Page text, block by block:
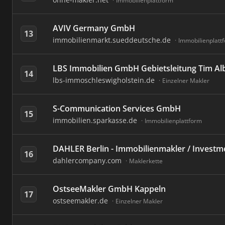
13 AVIV Germany GmbH
immobilienmarkt.sueddeutsche.de
14 LBS Immobilien GmbH Gebietsleitung Tim
lbs-immoschleswigholstein.de Einzelner Makler
15 S-Communication Services GmbH
immobilien.sparkasse.de Immobilienplattform
16 DAHLER Berlin - Immobilienmakler /
dahlercompany.com Maklerkette
17 OstseeMakler GmbH Kappeln
ostseemakler.de Einzelner Makler